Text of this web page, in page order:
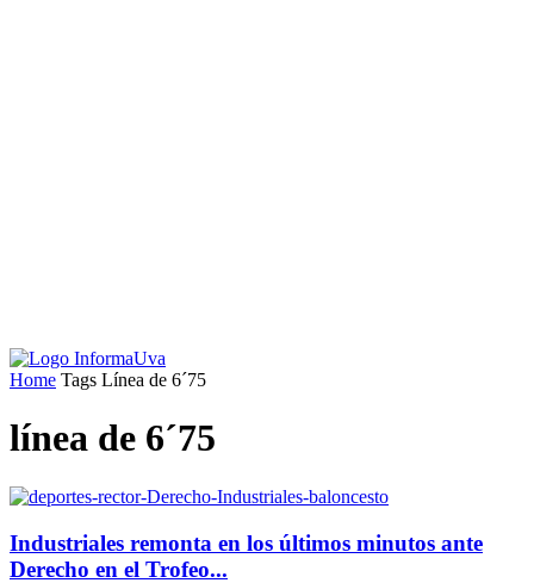
Home Tags Línea de 6´75
línea de 6´75
Industriales remonta en los últimos minutos ante
Derecho en el Trofeo...